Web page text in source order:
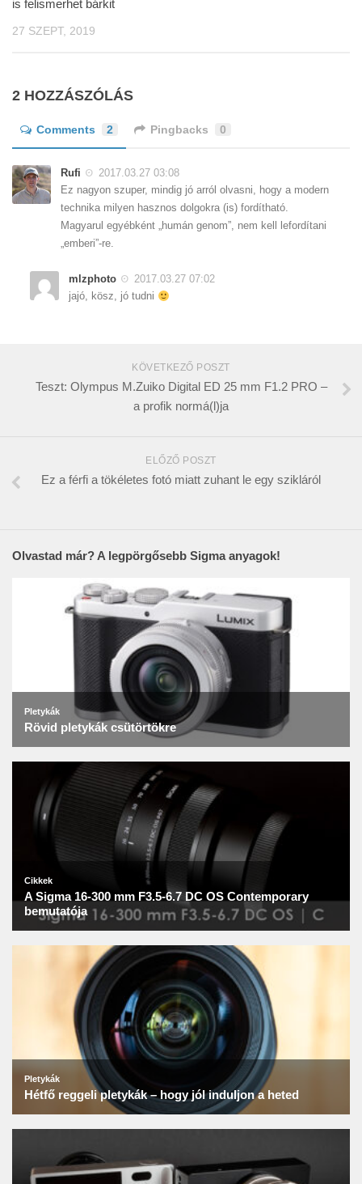
is felismerhet bárkit
27 SZEPT, 2019
2 HOZZÁSZÓLÁS
Comments 2 Pingbacks 0
Rufi
2017.03.27 03:08
Ez nagyon szuper, mindig jó arról olvasni, hogy a modern
technika milyen hasznos dolgokra (is) fordítható.
Magyarul egyébként „humán genom”, nem kell lefordítani
„emberi”-re.
mlzphoto
2017.03.27 07:02
jajó, kösz, jó tudni
KÖVETKEZŐ POSZT
Teszt: Olympus M.Zuiko Digital ED 25 mm F1.2 PRO –
a profik normá(l)ja
ELŐZŐ POSZT
Ez a férfi a tökéletes fotó miatt zuhant le egy szikláról
Olvastad már? A legpörgősebb Sigma anyagok!